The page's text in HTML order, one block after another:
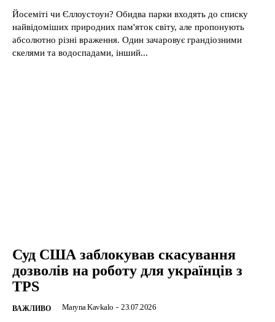
Йосеміті чи Єллоустоун? Обидва парки входять до списку
найвідоміших природних пам'яток світу, але пропонують
абсолютно різні враження. Один зачаровує грандіозними
скелями та водоспадами, інший...
Суд США заблокував скасування
дозволів на роботу для українців з
TPS
ВАЖЛИВО Maryna Kavkalo - 23.07.2026